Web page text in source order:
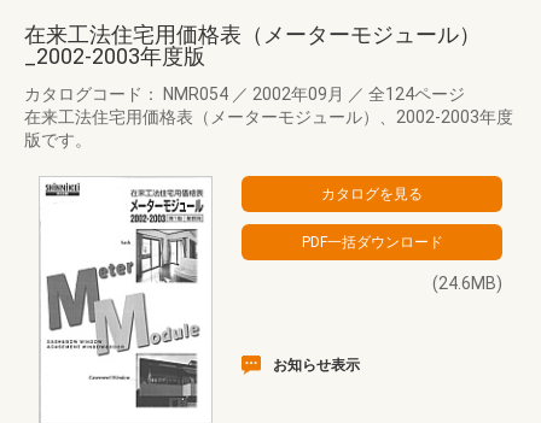
在来工法住宅用価格表（メーターモジュール）
_2002-2003年度版
カタログコード： NMR054 ／ 2002年09月 ／ 全124ページ
在来工法住宅用価格表（メーターモジュール）、2002-2003年度
版です。
(24.6MB)
お知らせ表示